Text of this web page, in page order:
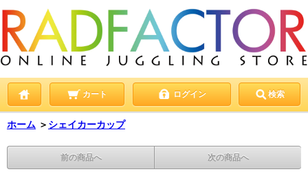
カート ログイン 検索
ホーム ＞ シェイカーカップ
前の商品へ 次の商品へ